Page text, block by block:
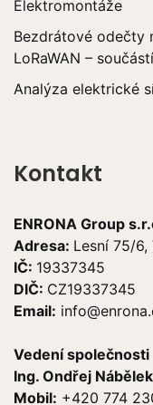
Elektromontáže
Bezdrátové odečty
LoRaWAN –
Analýza elektrické
Kontakt
ENRONA Group
Adresa: Lesní 75/6,
IČ: 19337345
DIČ: CZ19337345
Email:
Vedení společnosti
Ing. Ondřej Nábělek
Mobil: +420 774